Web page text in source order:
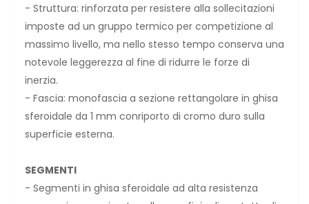
- Struttura: rinforzata per resistere alla sollecitazioni
imposte ad un gruppo termico per competizione al
massimo livello, ma nello stesso tempo conserva una
notevole leggerezza al fine di ridurre le forze di
inerzia.
- Fascia: monofascia a sezione rettangolare in ghisa
sferoidale da 1 mm conriporto di cromo duro sulla
superficie esterna.
SEGMENTI
- Segmenti in ghisa sferoidale ad alta resistenza